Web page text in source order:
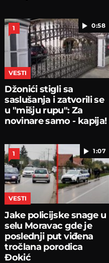
0:58
1
VESTI
Džonići stigli sa
saslušanja i zatvorili se
u "mišju rupu": Za
novinare samo - kapija!
1:07
1
VESTI
Jake policijske snage u
selu Moravac gde je
poslednji put viđena
tročlana porodica
Đokić